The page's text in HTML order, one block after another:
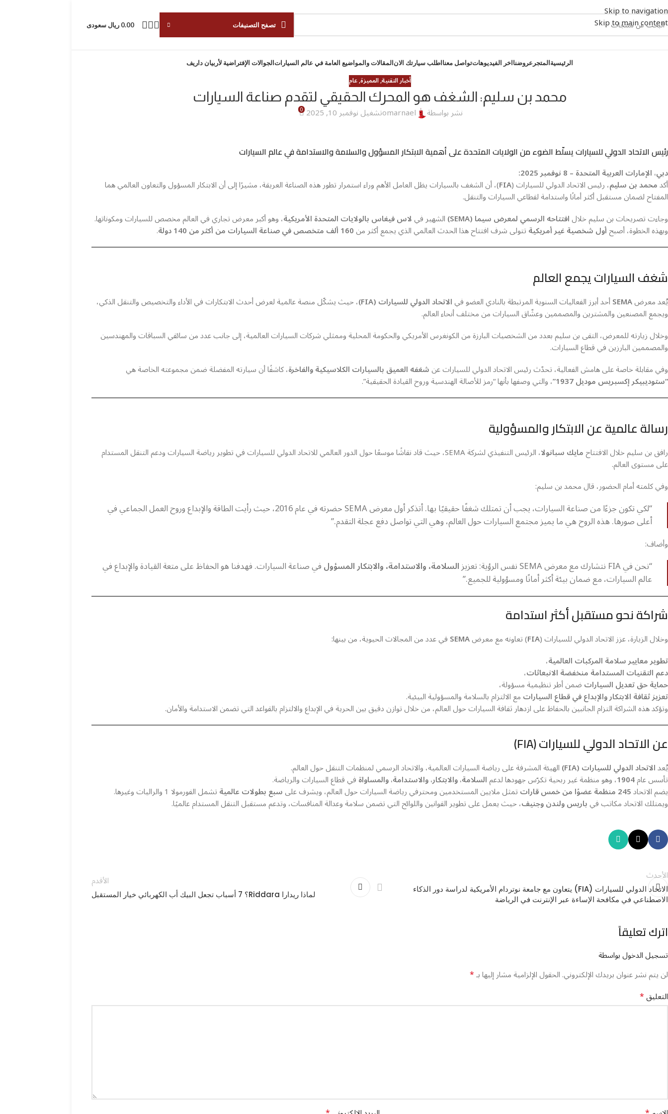
Skip to navigation
Skip to main content تصفح التصنيفات 0.00 ريال سعودى
الرئيسيةالمتجر عروضنااخر الفيديوهاتتواصل معنااطلب سيارتك الانالمقالات والمواضيع العامة في عالم السياراتالجوالات الإفتراضية لأربيان داريف
أخبار التقنية,المميزة,عام
محمد بن سليم: الشغف هو المحرك الحقيقي لتقدم صناعة السيارات
نشر بواسطة omarnaelتشغيل نوفمبر 10, 2025 0
رئيس الاتحاد الدولي للسيارات يسلّط الضوء من الولايات المتحدة على أهمية الابتكار المسؤول والسلامة والاستدامة في عالم السيارات
دبي، الإمارات العربية المتحدة – 8 نوفمبر 2025:
أكدمحمد بن سليم، رئيس الاتحاد الدولي للسيارات (FIA)، أن الشغف بالسيارات يظل العامل الأهم وراء استمرار تطور هذه الصناعة العريقة، مشيرًا إلى أن الابتكار المسؤول والتعاون العالمي هما
المفتاح لضمان مستقبل أكثر أمانًا واستدامة لقطاعي السيارات والتنقل.
وجاءت تصريحات بن سليم خلالافتتاحه الرسمي لمعرض سيما (SEMA) الشهير فيلاس فيغاس بالولايات المتحدة الأمريكية، وهو أكبر معرض تجاري في العالم مخصص للسيارات ومكوناتها.
وبهذه الخطوة، أصبحأول شخصية غير أمريكيةتتولى شرف افتتاح هذا الحدث العالمي الذي يجمع أكثر من160 ألف متخصص في صناعة السيارات من أكثر من 140 دولة .
شغف السيارات يجمع العالم
يُعد معرضSEMAأحد أبرز الفعاليات السنوية المرتبطة بالنادي العضو فيالاتحاد الدولي للسيارات (FIA) ، حيث يشكّل منصة عالمية لعرض أحدث الابتكارات في الأداء والتخصيص والتنقل الذكي،
ويجمع المصنعين والمشترين والمصممين وعشّاق السيارات من مختلف أنحاء العالم.
وخلال زيارته للمعرض، التقى بن سليم بعدد من الشخصيات البارزة من الكونغرس الأمريكي والحكومة المحلية وممثلي شركات السيارات العالمية، إلى جانب عدد من سائقي السباقات والمهندسين
والمصممين البارزين في قطاع السيارات.
وفي مقابلة خاصة على هامش الفعالية، تحدّث رئيس الاتحاد الدولي للسيارات عنشغفه العميق بالسيارات الكلاسيكية والفاخرة، كاشفًا أن سيارته المفضلة ضمن مجموعته الخاصة هي
“ستوديبيكر إكسبريس موديل 1937” ، والتي وصفها بأنها “رمز للأصالة الهندسية وروح القيادة الحقيقية”.
رسالة عالمية عن الابتكار والمسؤولية
رافق بن سليم خلال الافتتاحمايك سبانولا ، الرئيس التنفيذي لشركة SEMA، حيث قاد نقاشًا موسعًا حول الدور العالمي للاتحاد الدولي للسيارات في تطوير رياضة السيارات ودعم التنقل المستدام
على مستوى العالم.
وفي كلمته أمام الحضور، قال محمد بن سليم:
“لكي تكون جزءًا من صناعة السيارات، يجب أن تمتلك شغفًا حقيقيًا بها. أتذكر أول معرض SEMA حضرته في عام 2016، حيث رأيت الطاقة والإبداع وروح العمل الجماعي في
أعلى صورها. هذه الروح هي ما يميز مجتمع السيارات حول العالم، وهي التي تواصل دفع عجلة التقدم.”
وأضاف:
“نحن في FIA نتشارك مع معرض SEMA نفس الرؤية: تعزيز السلامة، والاستدامة، والابتكار المسؤولفي صناعة السيارات. فهدفنا هو الحفاظ على متعة القيادة والإبداع في
عالم السيارات، مع ضمان بيئة أكثر أمانًا ومسؤولية للجميع.”
شراكة نحو مستقبل أكثر استدامة
وخلال الزيارة، عزز الاتحاد الدولي للسيارات (FIA) تعاونه مع معرضSEMAفي عدد من المجالات الحيوية، من بينها:
تطوير معايير سلامة المركبات العالمية،
دعم التقنيات المستدامة منخفضة الانبعاثات،
حماية حق تعديل السياراتضمن أطر تنظيمية مسؤولة،
تعزيز ثقافة الابتكار والإبداع في قطاع السياراتمع الالتزام بالسلامة والمسؤولية البيئية.
وتؤكد هذه الشراكة التزام الجانبين بالحفاظ على ازدهار ثقافة السيارات حول العالم، من خلال توازن دقيق بين الحرية في الإبداع والالتزام بالقواعد التي تضمن الاستدامة والأمان.
عن الاتحاد الدولي للسيارات (FIA)
يُعدالاتحاد الدولي للسيارات (FIA) الهيئة المشرفة على رياضة السيارات العالمية، والاتحاد الرسمي لمنظمات التنقل حول العالم.
تأسس عام1904، وهو منظمة غير ربحية تكرّس جهودها لدعمالسلامة، والابتكار، والاستدامة، والمساواةفي قطاع السيارات والرياضة.
يضم الاتحاد245 منظمة عضوًا من خمس قارات تمثل ملايين المستخدمين ومحترفي رياضة السيارات حول العالم، ويشرف علىسبع بطولات عالميةتشمل الفورمولا 1 والراليات وغيرها.
ويمتلك الاتحاد مكاتب فيباريس ولندن وجنيف، حيث يعمل على تطوير القوانين واللوائح التي تضمن سلامة وعدالة المنافسات، وتدعم مستقبل التنقل المستدام عالميًا.
الأحدث
الاتحاد الدولي للسيارات (FIA) يتعاون مع جامعة نوتردام الأمريكية لدراسة دور الذكاء
الاصطناعي في مكافحة الإساءة عبر الإنترنت في الرياضة
الأقدم
لماذا ريدارا Riddara؟ 7 أسباب تجعل البيك أب الكهربائي خيار المستقبل
اترك تعليقاً
تسجيل الدخول بواسطة
لن يتم نشر عنوان بريدك الإلكتروني.الحقول الإلزامية مشار إليها بـ*
التعليق*